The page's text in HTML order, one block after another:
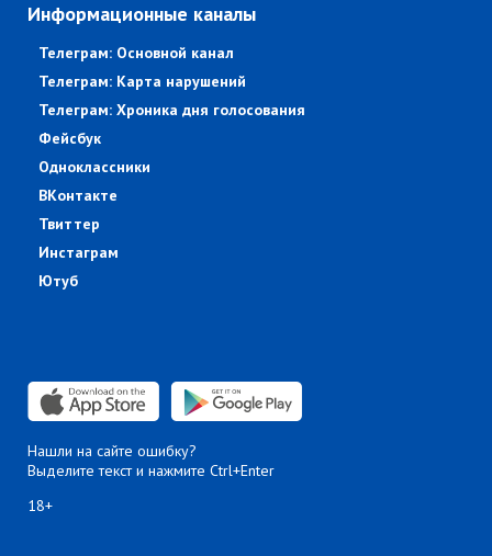
Информационные каналы
Телеграм: Основной канал
Телеграм: Карта нарушений
Телеграм: Хроника дня голосования
Фейсбук
Одноклассники
ВКонтакте
Твиттер
Инстаграм
Ютуб
Нашли на сайте ошибку?
Выделите текст и нажмите Ctrl+Enter
18+